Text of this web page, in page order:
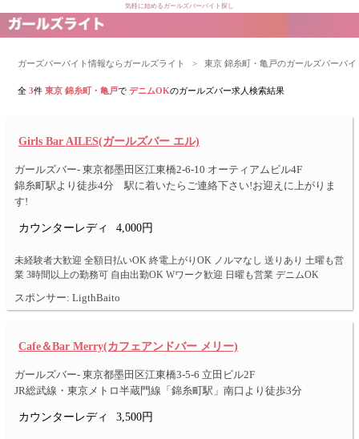
気軽に始めるガールズバーバイト探し
ガーズバーバイト情報ならガールズライト > 東京 錦糸町・亀戸のガールズバーバ
全3件東京 錦糸町・亀戸でデニムOKのガールズバー求人検索結果
Girls Bar AILES(ガールズバー エル)
ガールズバー- 東京都墨田区江東橋2-6-10 オーティアムビル4F
錦糸町駅より徒歩4分 駅に着いたらご連絡下さい!お迎えに上がりま
す!
カウンターレディ 4,000円
未経験者大歓迎 全額日払いOK 終電上がりOK ノルマなし 送りあり 土曜も営
業 3時間以上の勤務可 自由出勤OK Wワーク歓迎 日曜も営業 デニムOK
スポンサー: LigthBaito
Cafe＆Bar Merry(カフェアンドバー メリー)
ガールズバー- 東京都墨田区江東橋3-5-6 立田ビル2F
JR総武線・東京メトロ半蔵門線「錦糸町駅」南口より徒歩3分
カウンターレディ 3,500円